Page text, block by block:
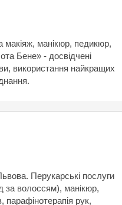
макіяж, манікюр, педикюр,
Бене» - досвідчені
використання найкращих
Перукарські послуги
за волоссям), манікюр,
парафінотерапія рук,